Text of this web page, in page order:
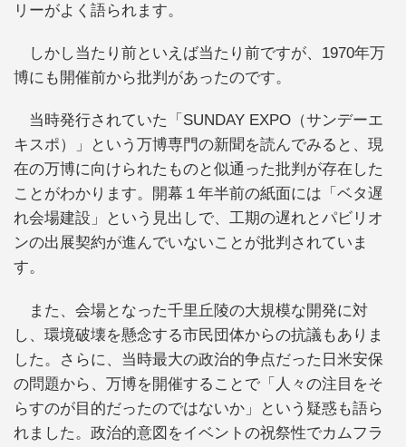
リーがよく語られます。
しかし当たり前といえば当たり前ですが、1970年万
博にも開催前から批判があったのです。
当時発行されていた「SUNDAY EXPO（サンデーエ
キスポ）」という万博専門の新聞を読んでみると、現
在の万博に向けられたものと似通った批判が存在した
ことがわかります。開幕１年半前の紙面には「ベタ遅
れ会場建設」という見出しで、工期の遅れとパビリオ
ンの出展契約が進んでいないことが批判されていま
す。
また、会場となった千里丘陵の大規模な開発に対
し、環境破壊を懸念する市民団体からの抗議もありま
した。さらに、当時最大の政治的争点だった日米安保
の問題から、万博を開催することで「人々の注目をそ
らすのが目的だったのではないか」という疑惑も語ら
れました。政治的意図をイベントの祝祭性でカムフラ